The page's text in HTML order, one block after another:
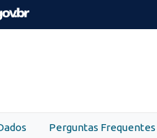
Perguntas Frequentes